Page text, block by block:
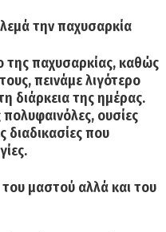
την παχυσαρκία
της παχυσαρκίας,καθώς
πεινάμε λιγότερο
διάρκεια της ημέρας.
πολυφαινόλες, ουσίες
διαδικασίες που
μαστού αλλά και του